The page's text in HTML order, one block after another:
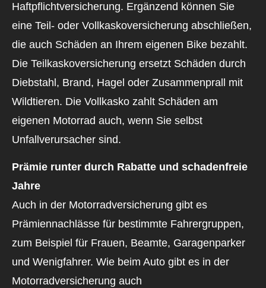
Haft­pflichtversicherung. Ergänzend können Sie
eine Teil- oder Vollkaskoversicherung abschließen,
die auch Schäden an Ihrem eigenen Bike bezahlt.
Die Teilkaskoversicherung ersetzt Schäden durch
Diebstahl, Brand, Hagel oder Zusammenprall mit
Wildtieren. Die Vollkasko zahlt Schäden am
eigenen Motorrad auch, wenn Sie selbst
Unfallverursacher sind.
Prämie runter durch Rabatte und schadenfreie
Jahre
Auch in der Motor­rad­ver­sicherung gibt es
Prämiennachlässe für bestimmte Fahrergruppen,
zum Beispiel für Frauen, Beamte, Garagenparker
und Wenigfahrer. Wie beim Auto gibt es in der
Motor­rad­ver­sicherung auch